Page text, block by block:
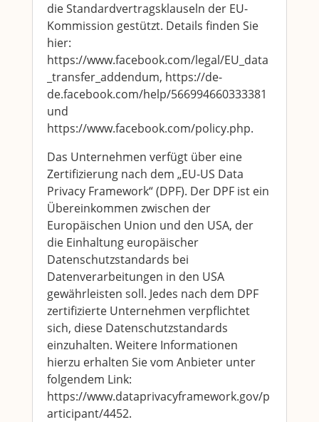
die Standardvertragsklauseln der EU-
Kommission gestützt. Details finden Sie
hier:
https://www.facebook.com/legal/EU_data
_transfer_addendum, https://de-
de.facebook.com/help/566994660333381
und
https://www.facebook.com/policy.php.
Das Unternehmen verfügt über eine
Zertifizierung nach dem „EU-US Data
Privacy Framework“ (DPF). Der DPF ist ein
Übereinkommen zwischen der
Europäischen Union und den USA, der
die Einhaltung europäischer
Datenschutzstandards bei
Datenverarbeitungen in den USA
gewährleisten soll. Jedes nach dem DPF
zertifizierte Unternehmen verpflichtet
sich, diese Datenschutzstandards
einzuhalten. Weitere Informationen
hierzu erhalten Sie vom Anbieter unter
folgendem Link:
https://www.dataprivacyframework.gov/p
articipant/4452.